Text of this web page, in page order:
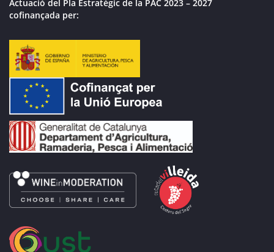
Actuació del Pla Estratègic de la PAC 2023 – 2027
cofinançada per: